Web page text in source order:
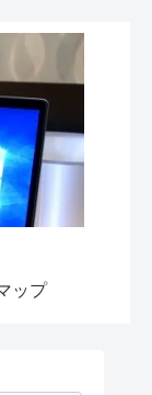
ップ